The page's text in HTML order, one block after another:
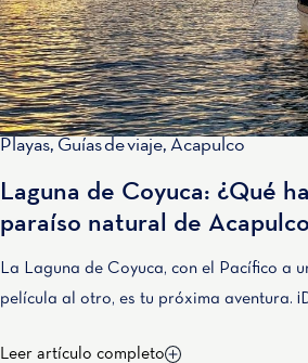
Playas, Guías de viaje, Acapulco
Laguna de Coyuca: ¿Qué
paraíso natural de
La Laguna de Coyuca, con el Pacífico a
película al otro, es tu próxima aventura.
Leer artículo completo